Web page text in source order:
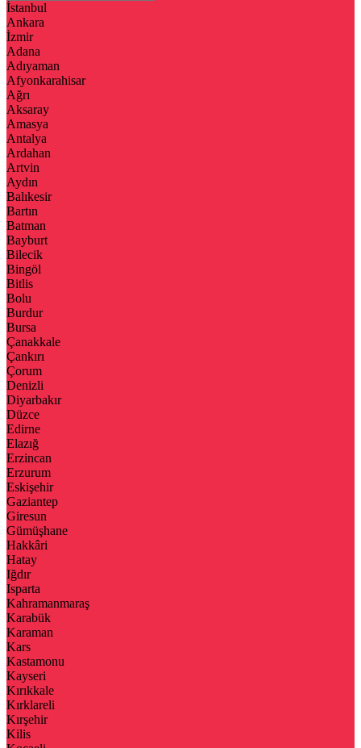
İstanbul
Ankara
İzmir
Adana
Adıyaman
Afyonkarahisar
Ağrı
Aksaray
Amasya
Antalya
Ardahan
Artvin
Aydın
Balıkesir
Bartın
Batman
Bayburt
Bilecik
Bingöl
Bitlis
Bolu
Burdur
Bursa
Çanakkale
Çankırı
Çorum
Denizli
Diyarbakır
Düzce
Edirne
Elazığ
Erzincan
Erzurum
Eskişehir
Gaziantep
Giresun
Gümüşhane
Hakkâri
Hatay
Iğdır
Isparta
Kahramanmaraş
Karabük
Karaman
Kars
Kastamonu
Kayseri
Kırıkkale
Kırklareli
Kırşehir
Kilis